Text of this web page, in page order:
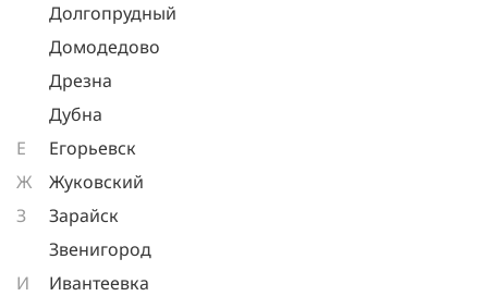
Долгопрудный
Домодедово
Дрезна
Дубна
Е
Егорьевск
Ж
Жуковский
З
Зарайск
Звенигород
И
Ивантеевка